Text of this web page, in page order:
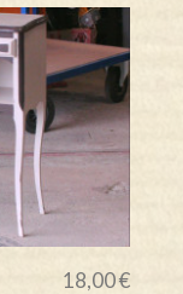
18,00 €